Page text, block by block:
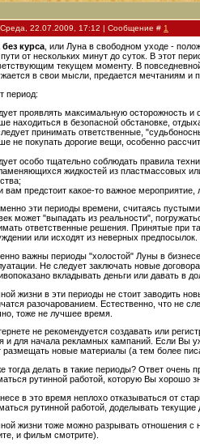
22.07.2009, 17:12 | Сообщение # 1
курса , или Луна в свободном уходе -
от нескольких минут до суток. В этот
текущем моменту. В
в свои мысли, предается мечтаниям и
период:
проявлять максимальную осторожность и
находиться в безопасной обстановке,
принимать ответственные,
не покупать дорогие вещи, особенно
особо тщательно соблюдать правила
жидкостей из пластмассовых
вам предстоит какое-то важное
эти периоды времени, считаясь
может "выпадать из реальности",
ответственные решения. Принятые при
или исходят из неверных предпосылок.
важны периоды "холостой" Луны в
Не следует заключать новые
вкладывать деньги или давать в
жизни в эти периоды не стоит заводить
разочарованием. Естественно, что не
тоже не лучшее время.
не рекомендуется создавать или
и для начала рекламных кампаний. Если Вы
размещать новые материалы (а тем более
тогда делать в такие периоды? Ответ очень
рутинной работой, которую Вы хорошо
в это время неплохо отказываться от
рутинной работой, доделывать текущие
жизни тоже можно разрывать отношения с
и фильм смотрите).